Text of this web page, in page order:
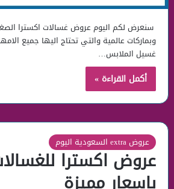
سنعرض لكم اليوم عروض غسالات اكسترا
وبماركات عالمية والتي تحتاج اليها جميع
غسيل الملابس…
أكمل القراءة »
عروض extra السعودية اليوم
عروض اكسترا